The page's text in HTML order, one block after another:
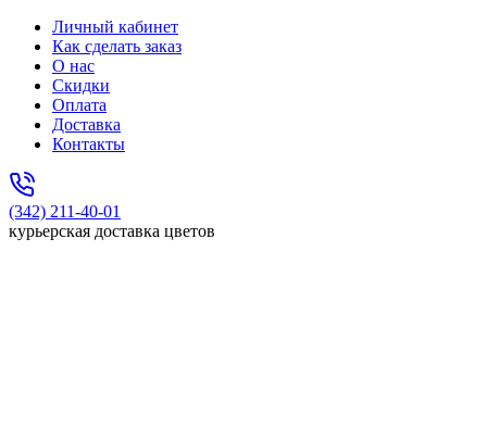
Личный кабинет
Как сделать заказ
О нас
Скидки
Оплата
Доставка
Контакты
(342) 211-40-01
курьерская доставка цветов